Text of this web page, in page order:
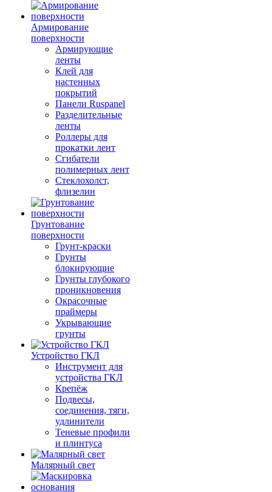
Армирование
поверхности
Армирующие
ленты
Клей для
настенных
покрытий
Панели Ruspanel
Разделительные
ленты
Роллеры для
прокатки лент
Сгибатели
полимерных лент
Стеклохолст,
флизелин
Грунтование
поверхности
Грунт-краски
Грунты
блокирующие
Грунты глубокого
проникновения
Окрасочные
праймеры
Укрывающие
грунты
Устройство ГКЛ
Инструмент для
устройства ГКЛ
Крепёж
Подвесы,
соединения, тяги,
удлинители
Теневые профили
и плинтуса
Малярный свет